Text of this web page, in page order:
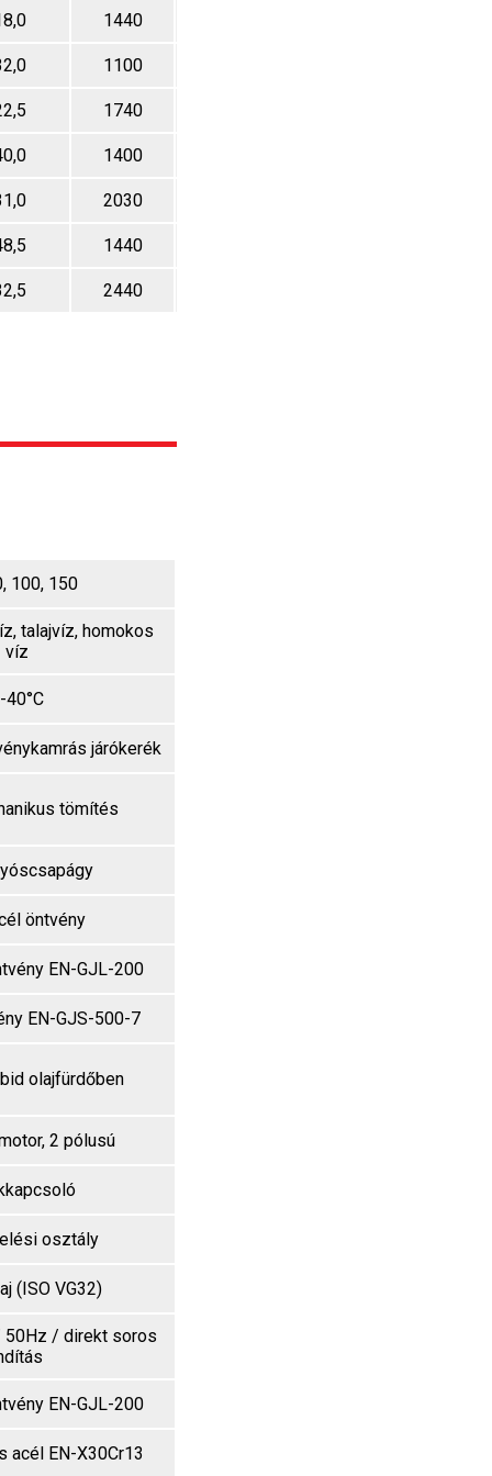
1440
1100
1740
1400
2030
1440
2440
100, 150
talajvíz, homokos
víz
40°C
járókerék
tömítés
öntvény
EN-GJL-200
EN-GJS-500-7
olajfürdőben
2 pólusú
osztály
(ISO VG32)
/ direkt soros
EN-GJL-200
acél EN-X30Cr13